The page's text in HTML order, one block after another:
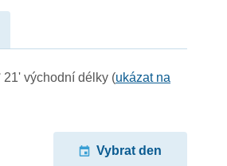
21' východní délky (ukázat na
Vybrat den